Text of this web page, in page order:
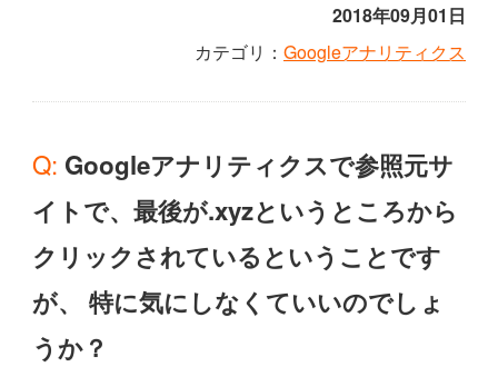
2018年09月01日
カテゴリ： Googleアナリティクス
Q: Googleアナリティクスで参照元サ
イトで、最後が.xyzというところから
クリックされているということです
が、 特に気にしなくていいのでしょ
うか？